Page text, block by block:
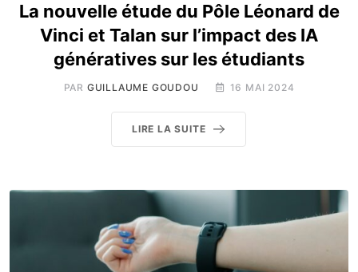
La nouvelle étude du Pôle Léonard de
Vinci et Talan sur l’impact des IA
génératives sur les étudiants
PAR GUILLAUME GOUDOU 16 MAI 2024
LIRE LA SUITE